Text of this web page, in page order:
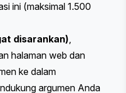
ini (maksimal 1.500
disarankan),
halaman web dan
ke dalam
argumen Anda